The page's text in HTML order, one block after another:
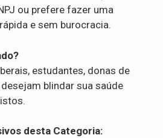
ou prefere fazer uma
e sem burocracia.
estudantes, donas de
blindar sua saúde
desta Categoria: